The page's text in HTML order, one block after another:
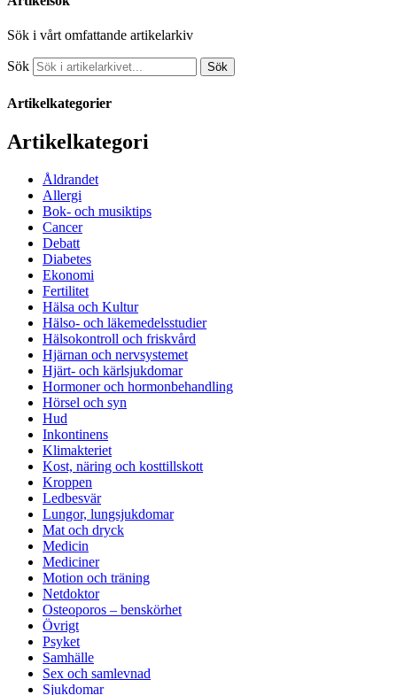
Sök i vårt omfattande artikelarkiv
Sök Sök
Artikelkategorier
Artikelkategori
Åldrandet
Allergi
Bok- och musiktips
Cancer
Debatt
Diabetes
Ekonomi
Fertilitet
Hälsa och Kultur
Hälso- och läkemedelsstudier
Hälsokontroll och friskvård
Hjärnan och nervsystemet
Hjärt- och kärlsjukdomar
Hormoner och hormonbehandling
Hörsel och syn
Hud
Inkontinens
Klimakteriet
Kost, näring och kosttillskott
Kroppen
Ledbesvär
Lungor, lungsjukdomar
Mat och dryck
Medicin
Mediciner
Motion och träning
Netdoktor
Osteoporos – benskörhet
Övrigt
Psyket
Samhälle
Sex och samlevnad
Sjukdomar